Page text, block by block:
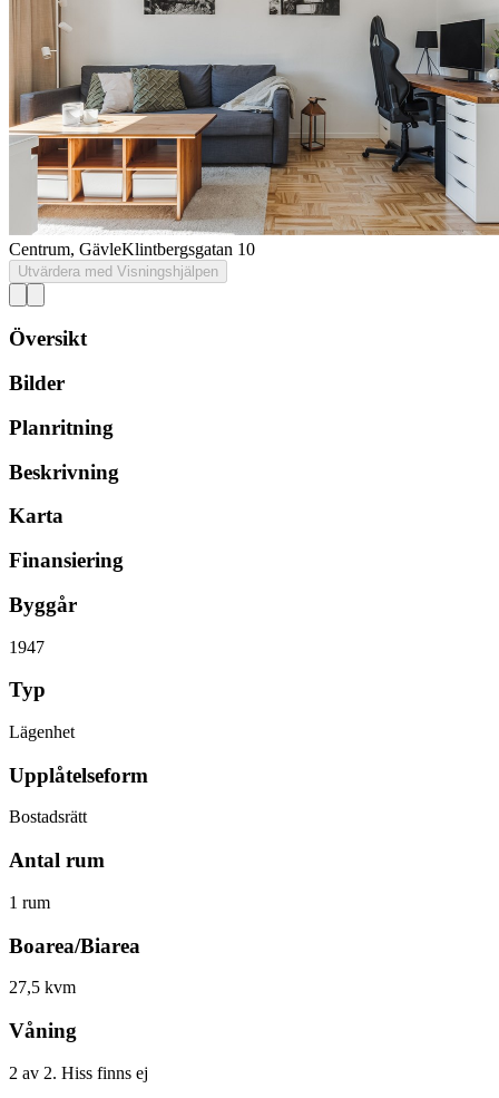
Centrum, GävleKlintbergsgatan 10
Utvärdera med Visningshjälpen
Översikt
Bilder
Planritning
Beskrivning
Karta
Finansiering
Byggår
1947
Typ
Lägenhet
Upplåtelseform
Bostadsrätt
Antal rum
1 rum
Boarea/Biarea
27,5 kvm
Våning
2 av 2. Hiss finns ej